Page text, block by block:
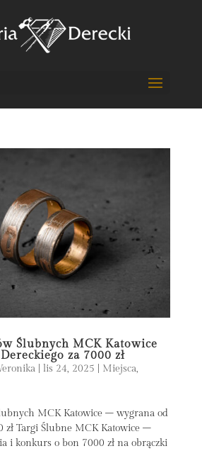
Ślubnych MCK Katowice
za 7000 zł
| lis 24, 2025 Miejsca,
MCK Katowice – wygrana od
zł Targi Ślubne MCK Katowice –
i konkurs o bon 7000 zł na obrączki